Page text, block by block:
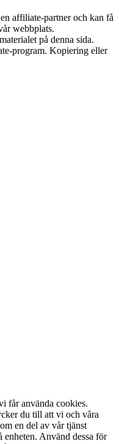
affiliate-partner och kan få
webbplats.
på denna sida.
program. Kopiering eller
får använda cookies.
du till att vi och våra
en del av vår tjänst
Använd dessa för